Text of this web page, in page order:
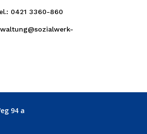
0421 3360-860
94 a